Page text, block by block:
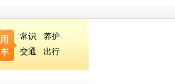
常识
养护
交通
出行